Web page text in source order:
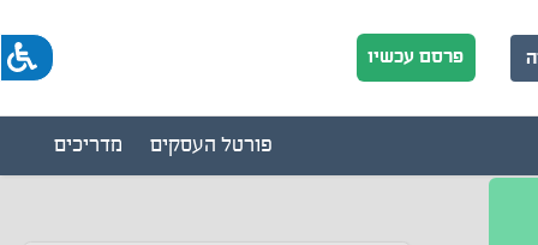
פרסם עכשיו
מדריכים פורטל העסקים